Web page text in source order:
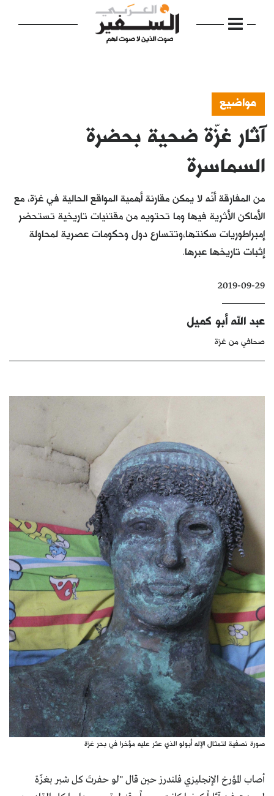
الرئيسية
مواضيع
فكرة
دفاتر
بالصورة
كتّابنا
الأرشيف
مواضيع
آثار غزّة ضحية بحضرة
السماسرة
من المفارقة أنّه لا يمكن مقارنة أهمية المواقع الحالية في غزة، مع
الأماكن الأثرية فيها وما تحتويه من مقتنيات تاريخية تستحضر
إمبراطوريات سكنتها،وتتسارع دول وحكومات عصرية لمحاولة
إثبات تاريخها عبرها.
2019-09-29
عبد الله أبو كميل
صحافي من غزة
صورة نصفية لتمثال الإله أبولو الذي عثر عليه مؤخرا في بحر غزة
أصاب المؤرخ الإنجليزي فلندرز حين قال "لو حفرتَ كل شبر بغزّة